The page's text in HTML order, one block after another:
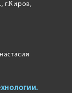
г.Киров,